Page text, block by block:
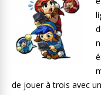
de jouer à trois avec